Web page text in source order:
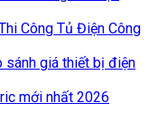
Công Tủ Điện Công
sánh giá thiết bị điện